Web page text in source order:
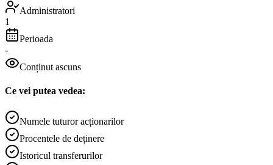
Administratori
1
Perioada
-
Conținut ascuns
Ce vei putea vedea:
Numele tuturor acționarilor
Procentele de deținere
Istoricul transferurilor